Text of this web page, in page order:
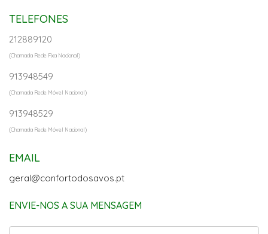
TELEFONES
212889120
(Chamada Rede Fixa Nacional)
913948549
(Chamada Rede Móvel Nacional)
913948529
(Chamada Rede Móvel Nacional)
EMAIL
geral@confortodosavos.pt
ENVIE-NOS A SUA MENSAGEM